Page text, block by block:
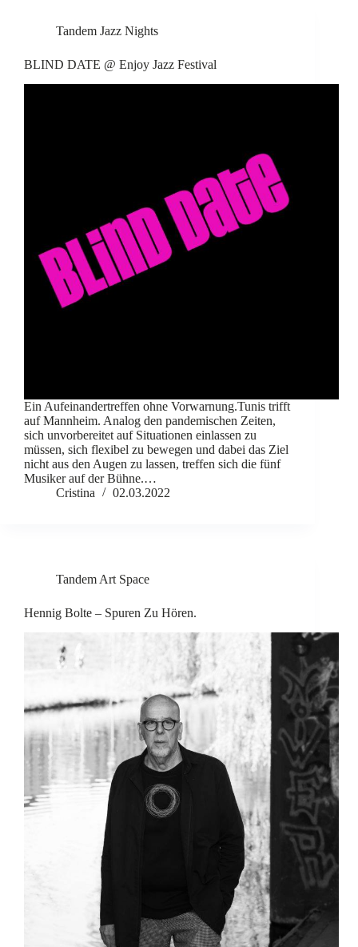
Tandem Jazz Nights
BLIND DATE @ Enjoy Jazz Festival
Ein Aufeinandertreffen ohne Vorwarnung.Tunis trifft
auf Mannheim. Analog den pandemischen Zeiten,
sich unvorbereitet auf Situationen einlassen zu
müssen, sich flexibel zu bewegen und dabei das Ziel
nicht aus den Augen zu lassen, treffen sich die fünf
Musiker auf der Bühne.…
Cristina
02.03.2022
Tandem Art Space
Hennig Bolte – Spuren Zu Hören.